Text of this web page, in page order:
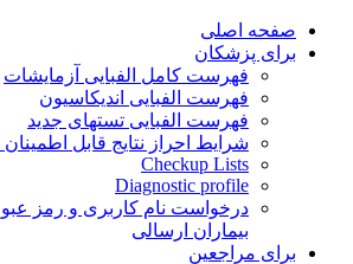
Skip
صفحه اصلی
برای پزشکان
فهرست کامل الفبایی آزمایشات
فهرست الفبایی اندیکاسیون
فهرست الفبایی تستهای جدید
شرایط احراز نتایج قابل
Checkup Lists
Diagnostic profile
درخواست نام کاربری و رمز
بیماران ارسالی
برای مراجعین